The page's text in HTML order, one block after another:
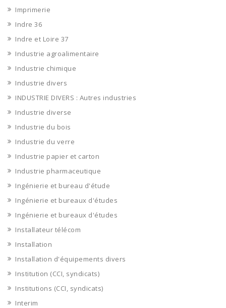
Imprimerie
Indre 36
Indre et Loire 37
Industrie agroalimentaire
Industrie chimique
Industrie divers
INDUSTRIE DIVERS : Autres industries
Industrie diverse
Industrie du bois
Industrie du verre
Industrie papier et carton
Industrie pharmaceutique
Ingénierie et bureau d'étude
Ingénierie et bureaux d'études
Ingénierie et bureaux d'études
Installateur télécom
Installation
Installation d'équipements divers
Institution (CCI, syndicats)
Institutions (CCI, syndicats)
Interim